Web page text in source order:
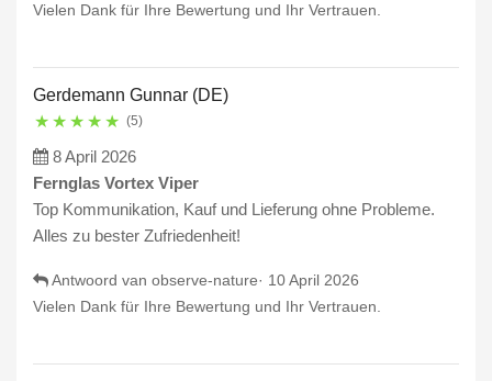
Vielen Dank für Ihre Bewertung und Ihr Vertrauen.
Gerdemann Gunnar (DE)
★ ★ ★ ★ ★ (5)
8 April 2026
Fernglas Vortex Viper
Top Kommunikation, Kauf und Lieferung ohne Probleme.
Alles zu bester Zufriedenheit!
Antwoord van observe-nature· 10 April 2026
Vielen Dank für Ihre Bewertung und Ihr Vertrauen.